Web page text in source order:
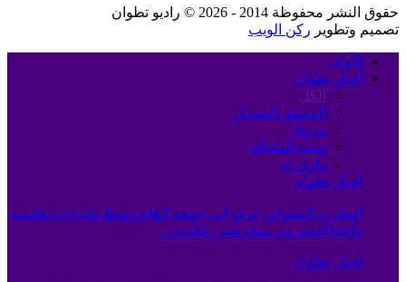
حقوق النشر محفوظة 2014 - 2026 © راديو تطوان
تصميم وتطوير ركن الويب
الأولى
أخبار تطوان
الكل
المضيق الفنيدق
مرتيل
سبته المحتلة
وادي لو
أخبار تطوان
المغرب التطواني يدعو إلى جمعه العام وسط تحديات تنظيمية
واحتجاجات من منخرطين جمّدوا…
أخبار تطوان